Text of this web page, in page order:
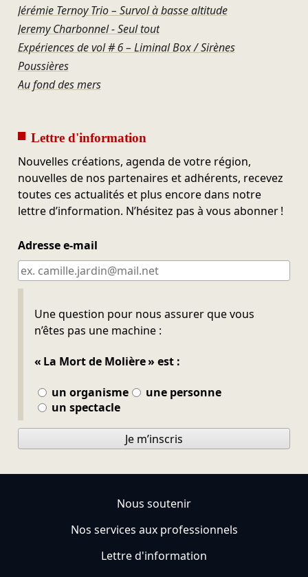
Jérémie Ternoy Trio – Survol à basse altitude
Jeremy Charbonnel - Seul tout
Expériences de vol # 6 – Liminal Box / Sirènes
Poussières
Au fond des mers
Lettre d'information
Nouvelles créations, agenda de votre région,
nouvelles de nos partenaires et adhérents, recevez
toutes ces actualités et plus encore dans notre
lettre d’information. N’hésitez pas à vous abonner !
Adresse e-mail
Une question pour nous assurer que vous
n’êtes pas une machine :
« La Mort de Molière » est :
un organisme
une personne
un spectacle
Ne pas remplir
Je m’inscris
Nous soutenir
Nos services aux professionnels
Lettre d'information